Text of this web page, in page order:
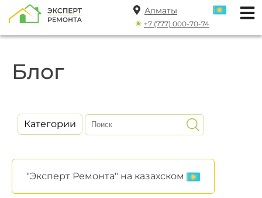
Алматы
+7 (777) 000-70-74
Блог
Категории
"Эксперт Ремонта" на казахском